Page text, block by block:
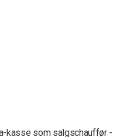
kasse som salgschauffør -